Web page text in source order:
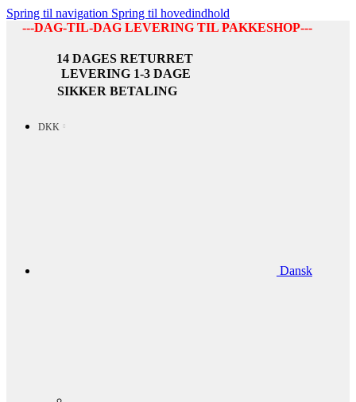
Spring til navigation Spring til hovedindhold
---DAG-TIL-DAG LEVERING TIL PAKKESHOP---
14 DAGES RETURRET
LEVERING 1-3 DAGE
SIKKER BETALING
DKK
Dansk